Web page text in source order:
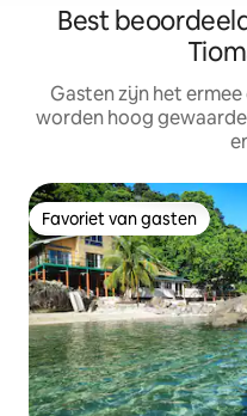
Best
Gasten zijn het
worden hoog
Favoriet van gasten
Favoriet van gasten